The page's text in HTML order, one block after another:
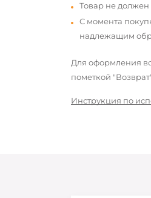
Товар не
С момента
надлежащим
Для оформления
пометкой
Инструкция по